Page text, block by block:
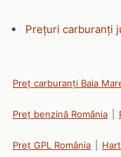
Prețuri carburanți
Preț carburanți Baia
Preț benzină România
Preț GPL România